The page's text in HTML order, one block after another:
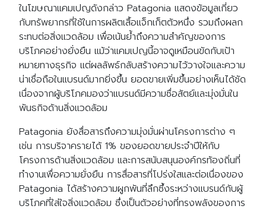
ในโฆษณาแคมเปญดังกล่าว Patagonia แสดงข้อมูลเกี่ยว
กับทรัพยากรที่ใช้ในการผลิตเสื้อแจ็กเก็ตตัวหนึ่ง รวมถึงผลก
ระทบต่อสิ่งแวดล้อม เพื่อเน้นย้ำถึงความสำคัญของการ
บริโภคอย่างยั่งยืน แม้ว่าแคมเปญนี้อาจดูเหมือนขัดกับเป้า
หมายทางธุรกิจ แต่ผลลัพธ์กลับสร้างความไว้วางใจและความ
น่าเชื่อถือในแบรนด์มากยิ่งขึ้น ยอดขายเพิ่มขึ้นอย่างเห็นได้ชัด
เนื่องจากผู้บริโภคมองว่าแบรนด์มีความซื่อสัตย์และมุ่งมั่นใน
พันธกิจด้านสิ่งแวดล้อม
Patagonia ยังสื่อสารถึงความมุ่งมั่นผ่านโครงการต่าง ๆ
เช่น การบริจาครายได้ 1% ของยอดขายประจำปีให้กับ
โครงการด้านสิ่งแวดล้อม และการสนับสนุนองค์กรท้องถิ่นที่
ทำงานเพื่อความยั่งยืน การสื่อสารที่โปร่งใสและต่อเนื่องของ
Patagonia ได้สร้างความผูกพันที่ลึกซึ้งระหว่างแบรนด์กับผู้
บริโภคที่ใส่ใจสิ่งแวดล้อม ซึ่งเป็นตัวอย่างที่ทรงพลังของการ